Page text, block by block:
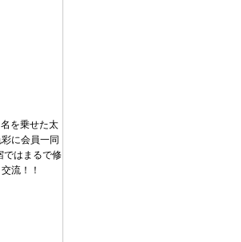
を乗せた太
に会員一同
ではまるで修
流！！